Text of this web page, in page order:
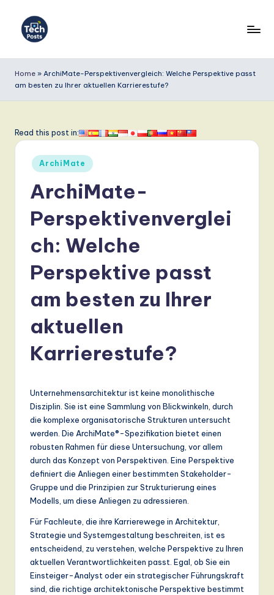
e
c
P
m
T
d
Home » ArchiMate-Perspektivenvergleich: Welche Perspektive passt
am besten zu Ihrer aktuellen Karrierestufe?
Read this post in:
Posted
in
ArchiMate
ArchiMate-
Perspektivenverglei
ch: Welche
Perspektive passt
am besten zu Ihrer
aktuellen
Karrierestufe?
Unternehmensarchitektur ist keine monolithische
Disziplin. Sie ist eine Sammlung von Blickwinkeln, durch
die komplexe organisatorische Strukturen untersucht
werden. Die ArchiMate®-Spezifikation bietet einen
robusten Rahmen für diese Untersuchung, vor allem
durch das Konzept von Perspektiven. Eine Perspektive
definiert die Anliegen einer bestimmten Stakeholder-
Gruppe und die Prinzipien zur Strukturierung eines
Modells, um diese Anliegen zu adressieren.
Für Fachleute, die ihre Karrierewege in Architektur,
Strategie und Systemgestaltung beschreiten, ist es
entscheidend, zu verstehen, welche Perspektive zu Ihren
aktuellen Verantwortlichkeiten passt. Egal, ob Sie ein
Einsteiger-Analyst oder ein strategischer Führungskraft
sind, die richtige architektonische Perspektive bestimmt